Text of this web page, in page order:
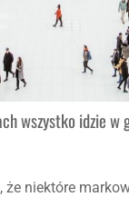
wszystko idzie w
że niektóre